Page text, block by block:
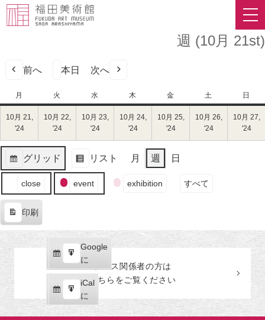
週 (10月 21st)
前へ 本日 次へ
月
曜
日
火
曜
日
水
曜
日
木
曜
日
金
曜
日
土
曜
日
日
曜
日
10月 21,
'242024
年
月
21
日
（月）
10月 22,
'242024
年
22
日
（火）
10月 23,
'242024
年
月
23
（水）
10月 24,
'242024
年
10
月
日
10月 25,
'242024
年
月
10月 26,
'242024
年
10月 27,
'24
年
グリッド
表
リスト
表
月 週 日
ン
の
カ
テ
ゴ
close event exhibition すべて
印刷
示
Google
で
購
読
iCal
で
購
読
Google
に
エ
ク
ス
ポ
iCal
に
エ
ク
プレス関係者の方は
こちらをご覧ください